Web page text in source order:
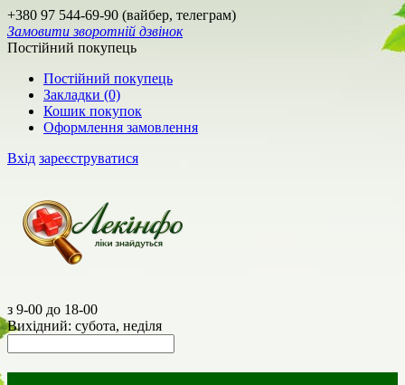
+380 97 544-69-90 (вайбер, телеграм)
Замовити зворотній дзвінок
Постійний покупець
Постійний покупець
Закладки (0)
Кошик покупок
Оформлення замовлення
Вхід зареєструватися
з 9-00 до 18-00
Вихідний: субота, неділя